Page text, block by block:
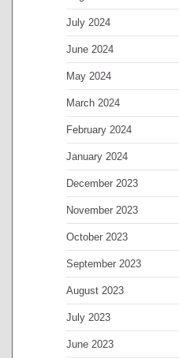
July 2024
June 2024
May 2024
March 2024
February 2024
January 2024
December 2023
November 2023
October 2023
September 2023
August 2023
July 2023
June 2023